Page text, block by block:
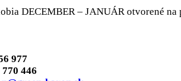
DECEMBER – JANUÁR otvorené na
977
446